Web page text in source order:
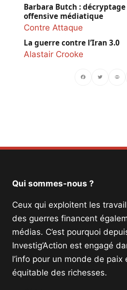
Barbara Butch :
offensive médiatique
Contre Attaque
La guerre contre l’Iran 3.0
Alastair Crooke
Qui sommes-nous ?
Ceux qui exploitent les
des guerres financent
médias. C’est pourquoi
Investig’Action est engagé
l’info pour un monde de
équitable des richesses.